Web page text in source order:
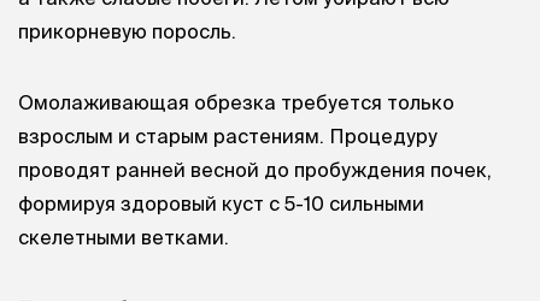
прикорневую поросль.
Омолаживающая обрезка требуется только
взрослым и старым растениям. Процедуру
проводят ранней весной до пробуждения почек,
формируя здоровый куст с 5-10 сильными
скелетными ветками.